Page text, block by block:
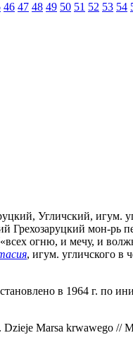
46 47 48 49 50 51 52 53 54
Угличский, игум.
Грехозаруцкий мон-
огню, и мечу, и
, игум. угличского в
в 1964 г. по
. Dzieje Marsa krwawego //